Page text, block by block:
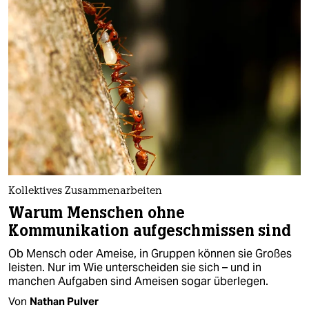
Kollektives Zusammenarbeiten
Warum Menschen ohne
Kommunikation aufgeschmissen sind
Ob Mensch oder Ameise, in Gruppen können sie Großes
leisten. Nur im Wie unterscheiden sie sich – und in
manchen Aufgaben sind Ameisen sogar überlegen.
Von Nathan Pulver